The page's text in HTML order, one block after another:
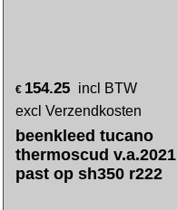
€ 154.25 incl BTW
excl Verzendkosten
beenkleed tucano
thermoscud v.a.2021
past op sh350 r222